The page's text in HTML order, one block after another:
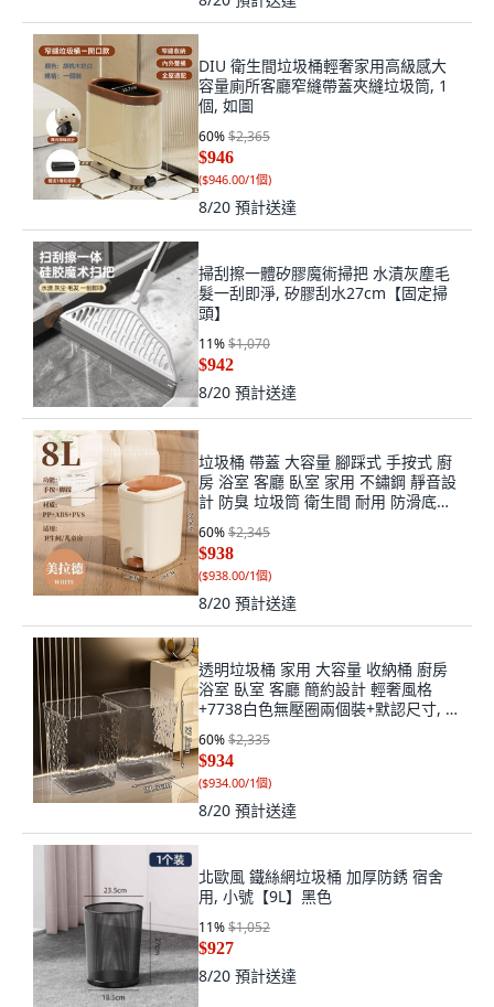
DIU 衛生間垃圾桶輕奢家用高級感大
容量廁所客廳窄縫帶蓋夾縫垃圾筒, 1
個, 如圖
60%$2,365
$946
($946.00/1個)
8/20 預計送達
掃刮擦一體矽膠魔術掃把 水漬灰塵毛
髮一刮即淨, 矽膠刮水27cm【固定掃
頭】
11%$1,070
$942
8/20 預計送達
垃圾桶 帶蓋 大容量 腳踩式 手按式 廚
房 浴室 客廳 臥室 家用 不鏽鋼 靜音設
計 防臭 垃圾筒 衛生間 耐用 防滑底座
+10.1L美拉德(腳踩+手按)兒童房+默認
尺寸, 1個, 默認尺寸
60%$2,345
$938
($938.00/1個)
8/20 預計送達
透明垃圾桶 家用 大容量 收納桶 廚房
浴室 臥室 客廳 簡約設計 輕奢風格
+7738白色無壓圈兩個裝+默認尺寸, 1
個, 默認尺寸
60%$2,335
$934
($934.00/1個)
8/20 預計送達
北歐風 鐵絲網垃圾桶 加厚防銹 宿舍
用, 小號【9L】黑色
11%$1,052
$927
8/20 預計送達